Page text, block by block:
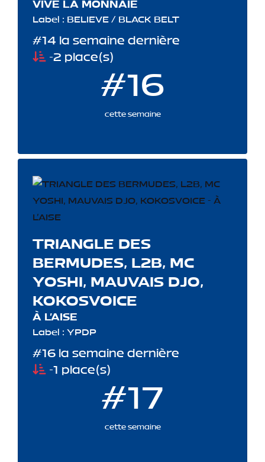
VIVE LA MONNAIE
Label : BELIEVE / BLACK BELT
#14 la semaine dernière
-2 place(s)
#16
cette semaine
TRIANGLE DES
BERMUDES, L2B, MC
YOSHI, MAUVAIS DJO,
KOKOSVOICE
À L'AISE
Label : YPDP
#16 la semaine dernière
-1 place(s)
#17
cette semaine